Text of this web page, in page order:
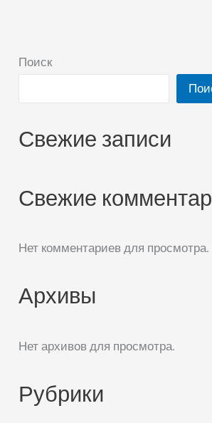
Поиск
Свежие записи
Свежие
Нет комментариев для просмотра.
Архивы
Нет архивов для просмотра.
Рубрики